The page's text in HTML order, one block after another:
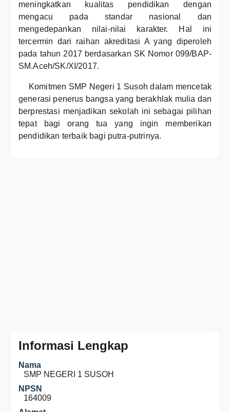
meningkatkan kualitas pendidikan dengan
mengacu pada standar nasional dan
mengedepankan nilai-nilai karakter. Hal ini
tercermin dari raihan akreditasi A yang diperoleh
pada tahun 2017 berdasarkan SK Nomor 099/BAP-
SM.Aceh/SK/XI/2017.
Komitmen SMP Negeri 1 Susoh dalam mencetak
generasi penerus bangsa yang berakhlak mulia dan
berprestasi menjadikan sekolah ini sebagai pilihan
tepat bagi orang tua yang ingin memberikan
pendidikan terbaik bagi putra-putrinya.
Informasi Lengkap
Nama
SMP NEGERI 1 SUSOH
NPSN
164009